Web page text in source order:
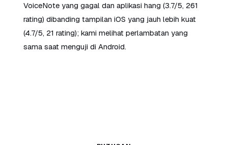
VoiceNote yang gagal dan aplikasi hang (3.7/5, 261
rating) dibanding tampilan iOS yang jauh lebih kuat
(4.7/5, 21 rating); kami melihat perlambatan yang
sama saat menguji di Android.